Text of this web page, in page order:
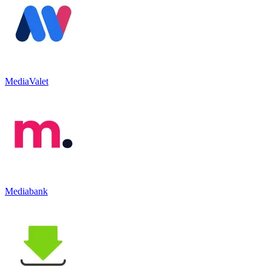
MediaValet
Mediabank